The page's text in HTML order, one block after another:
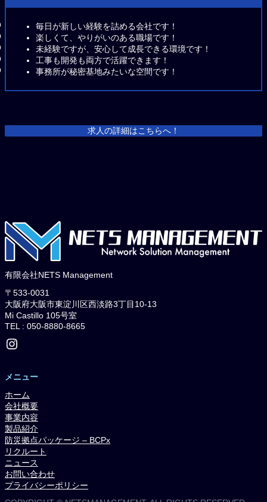
毎日が新しい経験を詰める会社です！
楽しくて、やりがいのある職場です！
未経験ですが、安心して成長できる環境です！
工事も開発も両方で活躍できます！
事務所が秘密基地みたいな空間です！
求人の詳細はこちらへ！
有限会社NETS Management
〒533-0031
大阪府大阪市東淀川区西淡路3丁目10-13
Mi Castillo 105号室
TEL : 050-8880-8665
Instagram
メニュー
ホーム
会社概要
事業内容
製品紹介
防災拠点パッケージ – BCPx
リクルート
ニュース
お問い合わせ
プライバシーポリシー